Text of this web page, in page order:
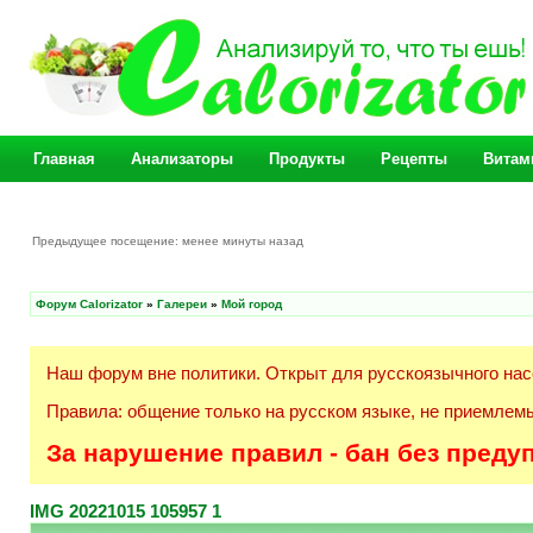
Главная Анализаторы Продукты Рецепты
Предыдущее посещение: менее минуты назад
Форум Calorizator » Галереи » Мой город
Наш форум вне политики. Открыт для русскоязычного
Правила: общение только на русском языке, не
За нарушение правил - бан без
IMG 20221015 105957 1